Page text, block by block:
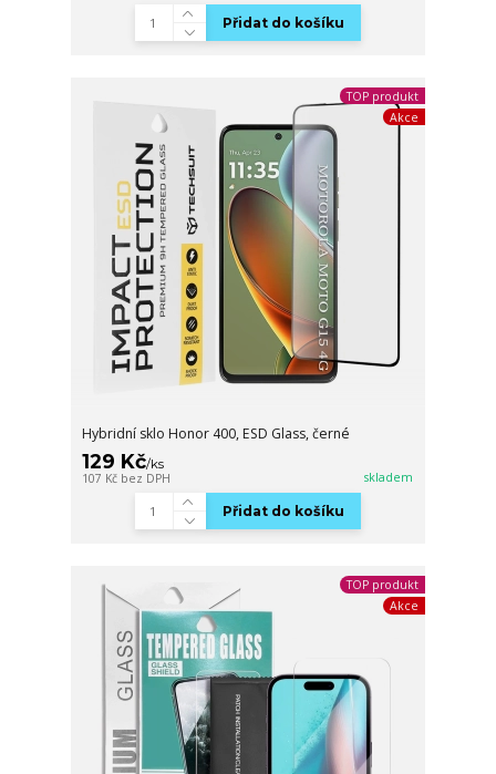
Přidat do košíku
TOP produkt
Akce
Hybridní sklo Honor 400, ESD Glass, černé
129 Kč/ks
107 Kč bez DPH skladem
Přidat do košíku
TOP produkt
Akce